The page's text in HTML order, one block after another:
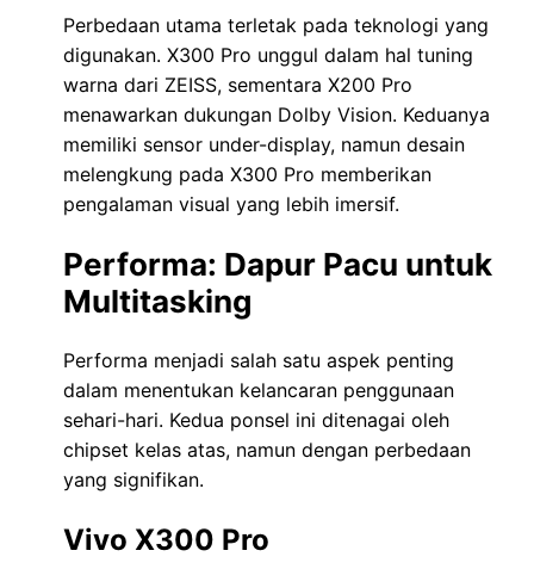
Perbedaan utama terletak pada teknologi yang
digunakan. X300 Pro unggul dalam hal tuning
warna dari ZEISS, sementara X200 Pro
menawarkan dukungan Dolby Vision. Keduanya
memiliki sensor under-display, namun desain
melengkung pada X300 Pro memberikan
pengalaman visual yang lebih imersif.
Performa: Dapur Pacu untuk
Multitasking
Performa menjadi salah satu aspek penting
dalam menentukan kelancaran penggunaan
sehari-hari. Kedua ponsel ini ditenagai oleh
chipset kelas atas, namun dengan perbedaan
yang signifikan.
Vivo X300 Pro